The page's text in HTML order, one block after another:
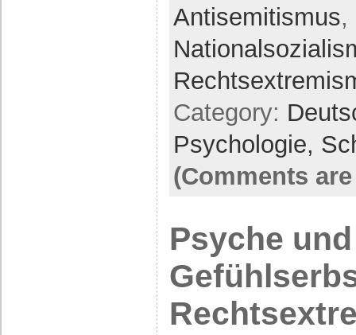
Antisemitismus,
Category:
Psychologie,
(Comments
Psyche